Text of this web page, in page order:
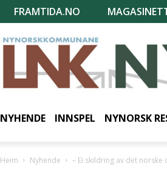
FRAMTIDA.NO
NYHENDE INNSPEL NYNORSK
Heim Nyhende – Ei skildring av det